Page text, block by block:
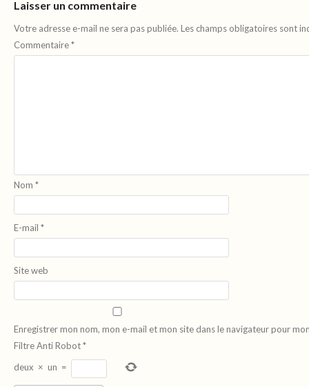
Laisser un commentaire
Votre adresse e-mail ne sera pas publiée. Les champs obligatoires sont
Commentaire*
Nom *
E-mail *
Site web
Enregistrer mon nom, mon e-mail et mon site dans le navigateur pour
Filtre Anti Robot*
deux × un =